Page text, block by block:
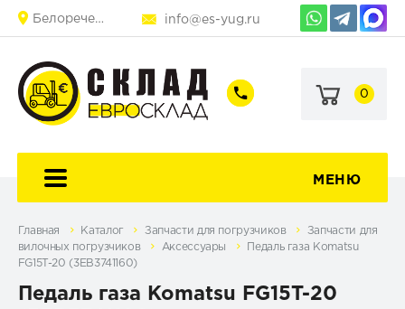
Белореченск info@es-yug.ru
+7
60-
+7
69-
0
МЕНЮ
Главная Каталог Запчасти для погрузчиков
Запчасти для
вилочных погрузчиков
Аксессуары
Педаль газа Komatsu
FG15T-20 (3EB3741160)
Педаль газа Komatsu FG15T-20